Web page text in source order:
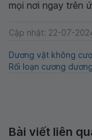
mọi nơi ngay trên
Cập nhật: 22-07-
Dương vật không
Rối loạn cương dương
Bài viết liên